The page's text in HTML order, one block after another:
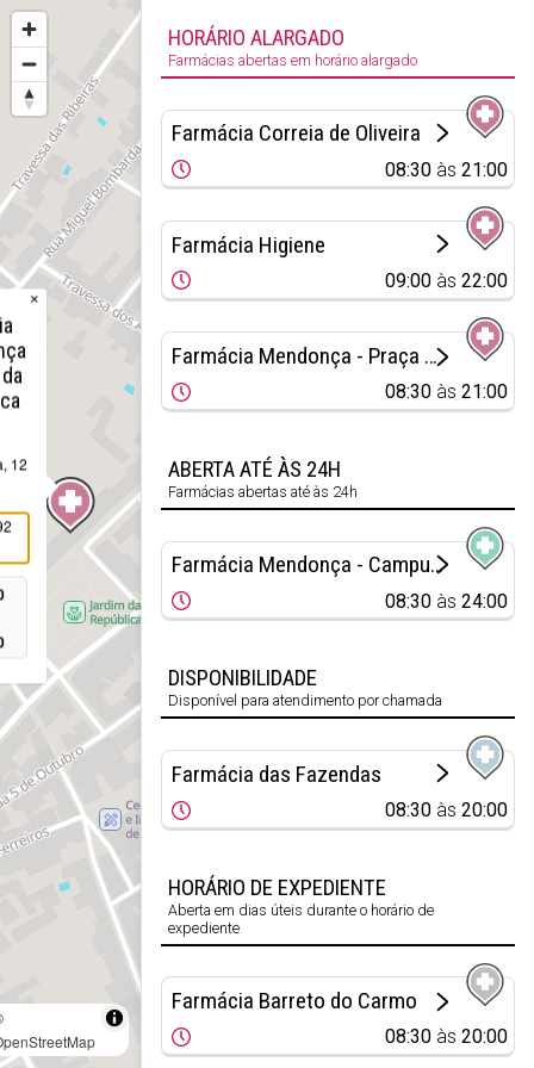
12
×
HORÁRIO ALARGADO
Farmácias abertas em horário alargado
Farmácia Correia de Oliveira
08:30 às21:00
Farmácia Higiene
09:00 às22:00
Farmácia Mendonça - Praça da República
08:30 às21:00
ABERTA ATÉ ÀS 24H
Farmácias abertas até às 24h
Farmácia Mendonça - Campus Saúde
08:30 às24:00
DISPONIBILIDADE
Disponível para atendimento por chamada
Farmácia das Fazendas
08:30 às20:00
HORÁRIO DE EXPEDIENTE
Aberta em dias úteis durante o horário de
expediente
Farmácia Barreto do Carmo
08:30 às20:00